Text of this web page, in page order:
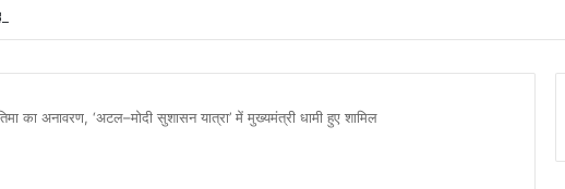
एनसीसी ने की शिष्टाचार भेंट
का अनावरण, ‘अटल–मोदी सुशासन यात्रा’ में मुख्यमंत्री धामी हुए शामिल